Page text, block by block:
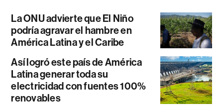
La ONU advierte que El Niño
podría agravar el hambre en
América Latina y el Caribe
Así logró este país de América
Latina generar toda su
electricidad con fuentes 100%
renovables